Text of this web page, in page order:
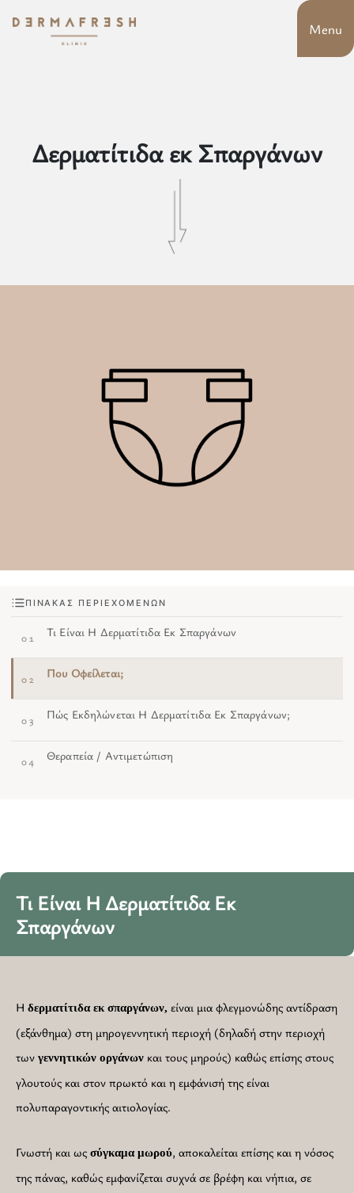
Menu
Δερματίτιδα εκ Σπαργάνων
ΠΊΝΑΚΑΣ ΠΕΡΙΕΧΟΜΈΝΩΝ
01 Τι Είναι Η Δερματίτιδα Εκ Σπαργάνων
02 Που Οφείλεται;
03 Πώς Εκδηλώνεται Η Δερματίτιδα Εκ Σπαργάνων;
04 Θεραπεία / Αντιμετώπιση
Τι Είναι Η Δερματίτιδα Εκ
Σπαργάνων
Η δερματίτιδα εκ σπαργάνων, είναι μια φλεγμονώδης αντίδραση
(εξάνθημα) στη μηρογεννητική περιοχή (δηλαδή στην περιοχή
των γεννητικών οργάνων και τους μηρούς) καθώς επίσης στους
γλουτούς και στον πρωκτό και η εμφάνισή της είναι
πολυπαραγοντικής αιτιολογίας.
Γνωστή και ως σύγκαμα μωρού, αποκαλείται επίσης και η νόσος
της πάνας, καθώς εμφανίζεται συχνά σε βρέφη και νήπια, σε